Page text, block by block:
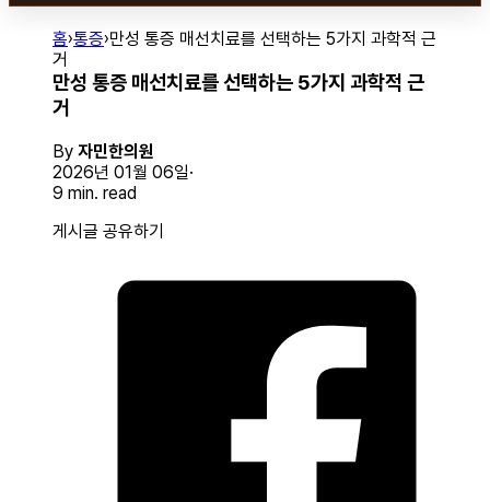
홈›통증›만성 통증 매선치료를 선택하는 5가지 과학적 근
거
만성 통증 매선치료를 선택하는 5가지 과학적 근
거
By 자민한의원
2026년 01월 06일
9 min. read
게시글 공유하기